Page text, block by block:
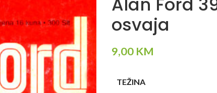
osvaja
9,00 KM
TEŽINA